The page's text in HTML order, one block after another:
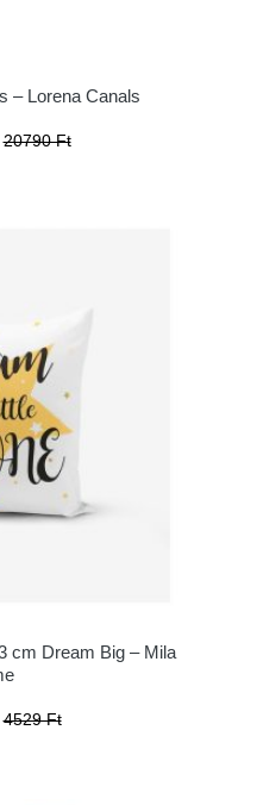
– Lorena Canals
20790 Ft
cm Dream Big – Mila
4529 Ft